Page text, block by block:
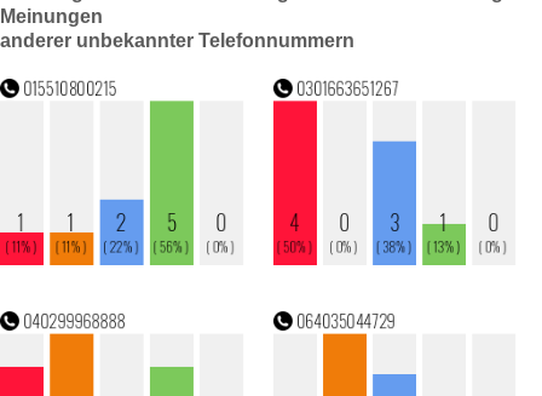
Meinungen
anderer unbekannter Telefonnummern